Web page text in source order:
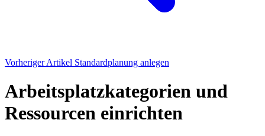
Vorheriger Artikel Standardplanung anlegen
Arbeitsplatzkategorien und
Ressourcen einrichten